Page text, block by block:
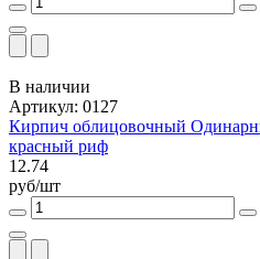
В наличии
Артикул: 0127
Кирпич облицовочный
красный риф
12.74
руб/шт